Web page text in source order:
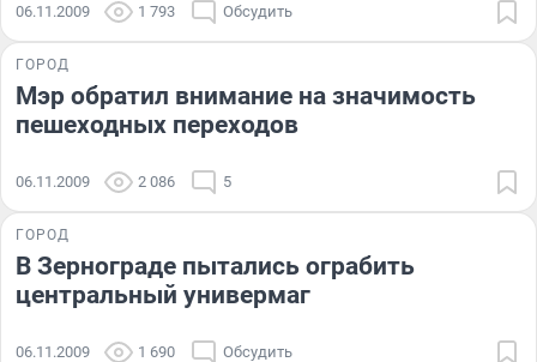
06.11.2009 1 793 Обсудить
ГОРОД
Мэр обратил внимание на значимость
пешеходных переходов
06.11.2009 2 086 5
ГОРОД
В Зернограде пытались ограбить
центральный универмаг
06.11.2009 1 690 Обсудить